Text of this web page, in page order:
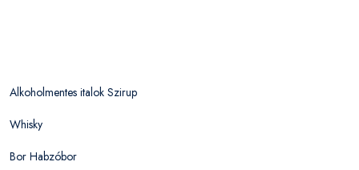
Alkoholmentes italok Szirup
Whisky
Bor Habzóbor